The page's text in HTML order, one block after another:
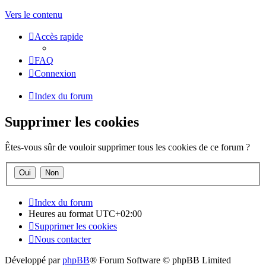
Vers le contenu
Accès rapide
FAQ
Connexion
Index du forum
Supprimer les cookies
Êtes-vous sûr de vouloir supprimer tous les cookies de ce forum ?
Index du forum
Heures au formatUTC+02:00
Supprimer les cookies
Nous contacter
Développé parphpBB® Forum Software © phpBB Limited